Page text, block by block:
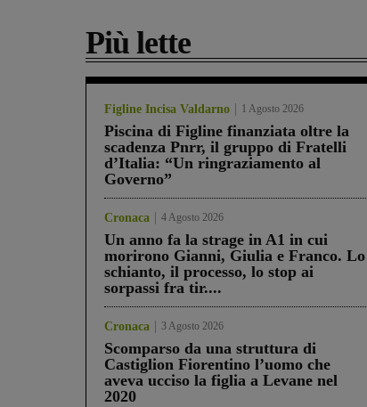
Più lette
Figline Incisa Valdarno 1 Agosto 2026
Piscina di Figline finanziata oltre la
scadenza Pnrr, il gruppo di Fratelli
d’Italia: “Un ringraziamento al
Governo”
Cronaca 4 Agosto 2026
Un anno fa la strage in A1 in cui
morirono Gianni, Giulia e Franco. Lo
schianto, il processo, lo stop ai
sorpassi fra tir....
Cronaca 3 Agosto 2026
Scomparso da una struttura di
Castiglion Fiorentino l’uomo che
aveva ucciso la figlia a Levane nel
2020